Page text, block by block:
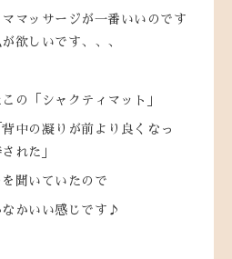
マッサージが一番いいのです
欲しいです、、、
の「シャクティマット」
中の凝りが前より良くなっ
れた」
聞いていたので
かいい感じです♪